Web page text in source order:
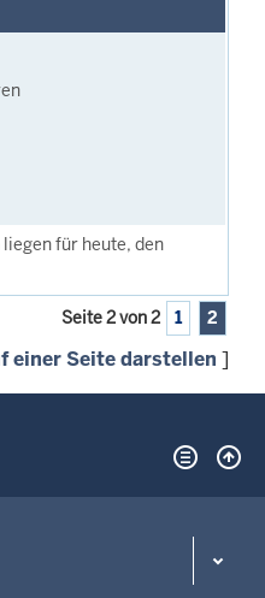
für heute, den
Seite 2 von 2 1 2
einer Seite darstellen ]